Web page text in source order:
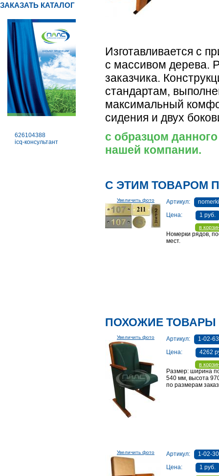
ЗАКАЗАТЬ КАТАЛОГ
626104388
icq-консультант
Изготавливается с
с массивом дерева.
заказчика.
стандартам,
максимальный
сидения и двух
с образцом
нашей компании.
С ЭТИМ ТОВАРОМ
Увеличить фото Артикул:
Цена:
1 руб.
в
Номерки рядов,
мест.
ПОХОЖИЕ ТОВАРЫ
Увеличить фото Артикул:
1-02-63
Цена:
4262
в
Размер: ширина
540 мм, высота
по размерам
Увеличить фото Артикул:
1-02-
Цена:
1 руб.